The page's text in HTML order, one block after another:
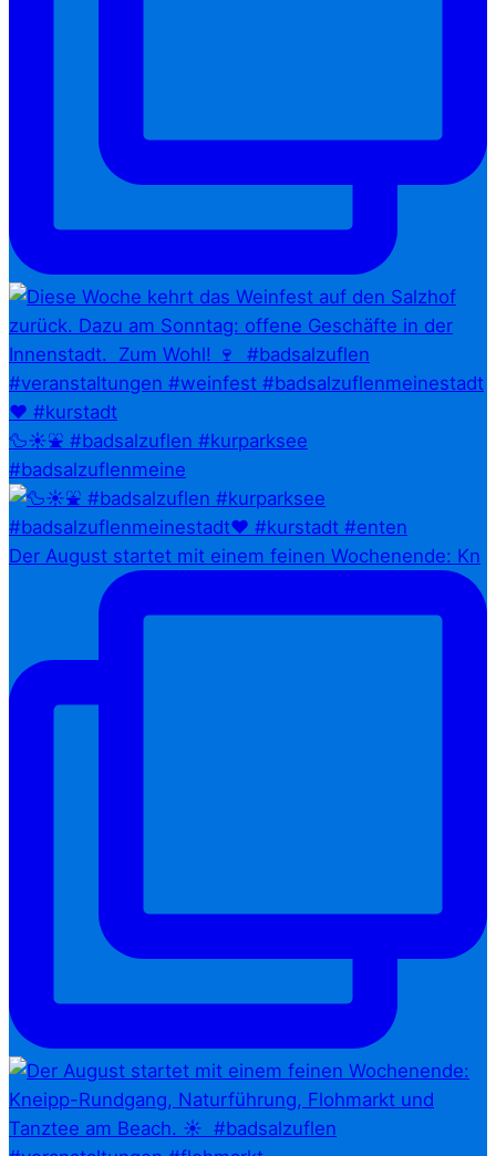
🦆☀️⛲ #badsalzuflen #kurparksee
#badsalzuflenmeine
Der August startet mit einem feinen Wochenende: Kn